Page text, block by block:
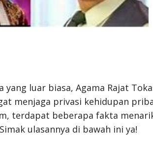
yang luar biasa, Agama Rajat
menjaga privasi kehidupan
terdapat beberapa fakta
ulasannya di bawah ini ya!